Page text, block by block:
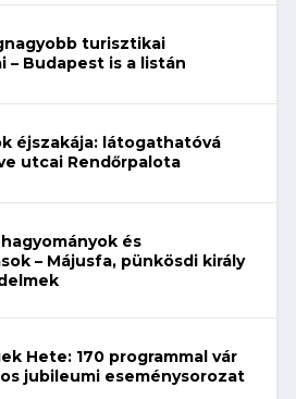
turisztikai
– Budapest is a listán
éjszakája: látogathatóvá
utcai Rendőrpalota
és
– Májusfa, pünkösdi király
Hete: 170 programmal vár
jubileumi eseménysorozat